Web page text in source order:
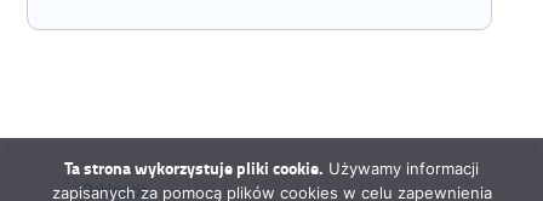
Deklaracja
Ta strona wykorzystuje pliki cookie. Używamy informacji
zapisanych za pomocą plików cookies w celu zapewnienia